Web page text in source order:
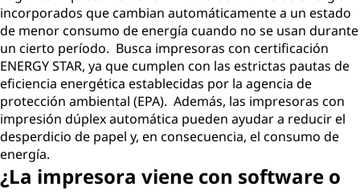
incorporados que cambian automáticamente a un estado
de menor consumo de energía cuando no se usan durante
un cierto período. Busca impresoras con certificación
ENERGY STAR, ya que cumplen con las estrictas pautas de
eficiencia energética establecidas por la agencia de
protección ambiental (EPA). Además, las impresoras con
impresión dúplex automática pueden ayudar a reducir el
desperdicio de papel y, en consecuencia, el consumo de
energía.
¿La impresora viene con software o